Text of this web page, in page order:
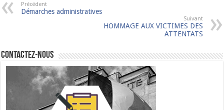
Précédent
Démarches administratives
Suivant
HOMMAGE AUX VICTIMES DES
ATTENTATS
Contactez-nous